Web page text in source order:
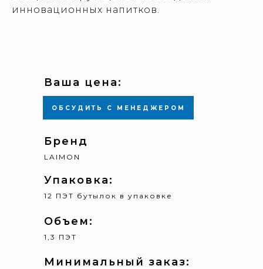
инновационных напитков.
Ваша цена:
Бренд
LAIMON
ОБСУДИТЬ С МЕНЕДЖЕРОМ
Упаковка:
12 ПЭТ бутылок в упаковке
Объем:
1,3 ПЭТ
Минимальный заказ: